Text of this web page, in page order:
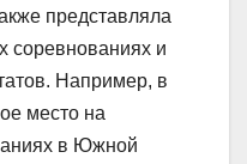
представляла
соревнованиях и
Например, в
место на
в Южной